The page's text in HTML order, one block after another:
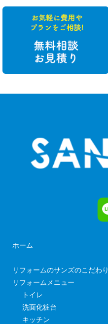
ホーム
リフォームのサンズのこだわり
リフォームメニュー
トイレ
洗面化粧台
キッチン